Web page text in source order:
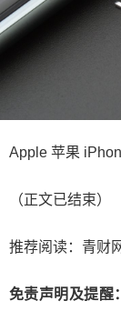
Apple 苹果
（正文已结束）
推荐阅读： 青财
免责声明及提醒：